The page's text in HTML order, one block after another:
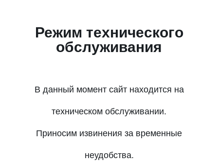
Режим технического
обслуживания
В данный момент сайт находится на
техническом обслуживании.
Приносим извинения за временные
неудобства.